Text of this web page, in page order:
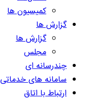
کمیسیون ها
گزارش ها
گزارش ها
مجلس
چندرسانه ای
سامانه های خدماتی
ارتباط با اتاق